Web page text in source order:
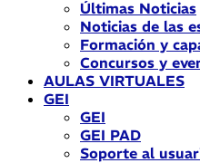
Últimas Noticias
Noticias de las
Formación y
Concursos y
AULAS VIRTUALES
GEI
GEI
GEI PAD
Soporte al